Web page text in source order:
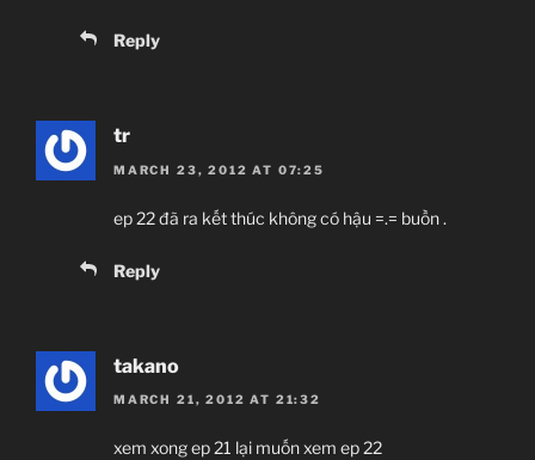
Reply
tr
MARCH 23, 2012 AT 07:25
ep 22 đã ra kết thúc không có hậu =.= buồn .
Reply
takano
MARCH 21, 2012 AT 21:32
xem xong ep 21 lại muốn xem ep 22